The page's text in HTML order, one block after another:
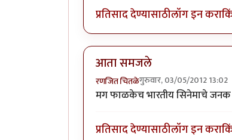
प्रतिसाद देण्यासाठीलॉग इन करा
आता समजले
रणजित चितळेगुरुवार, 03/05/2012 13:02
मग फाळकेच भारतीय सिनेमाचे जनक
प्रतिसाद देण्यासाठीलॉग इन करा